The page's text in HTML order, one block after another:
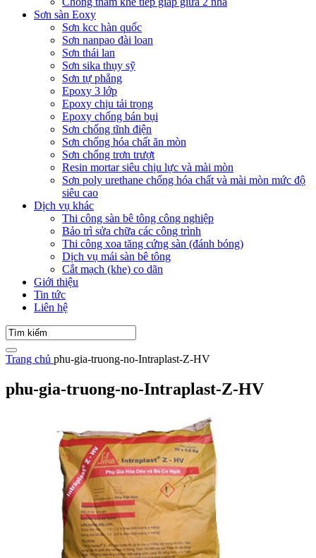
Sơn sàn Eoxy
Sơn kcc hàn quốc
Sơn nanpao đài loan
Sơn thái lan
Sơn sika thụy sỹ
Sơn tự phẳng
Epoxy 3 lớp
Epoxy chịu tải trọng
Epoxy chống bán bụi
Sơn chống tĩnh điện
Sơn chống hóa chất ăn mòn
Sơn chống trơn trượt
Resin mortar siêu chịu lực và mài mòn
Sơn poly urethane chống hóa chất và mài mòn mức độ
siêu cao
Dịch vụ khác
Thi công sàn bê tông công nghiệp
Bảo trì sửa chữa các công trình
Thi công xoa tăng cứng sàn (đánh bóng)
Dịch vụ mái sàn bê tông
Cắt mạch (khe) co dãn
Giới thiệu
Tin tức
Liên hệ
Trang chủ phu-gia-truong-no-Intraplast-Z-HV
phu-gia-truong-no-Intraplast-Z-HV